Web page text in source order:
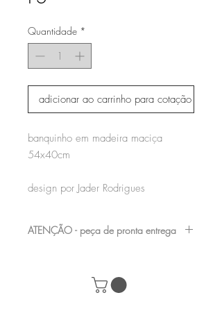
Quantidade *
adicionar ao carrinho para cotação
banquinho em madeira maciça
54x40cm
design por Jader Rodrigues
ATENÇÃO - peça de pronta entrega
mostruário de loja, consulte nossa equipe e
marque uma visita para verificá-las antes da